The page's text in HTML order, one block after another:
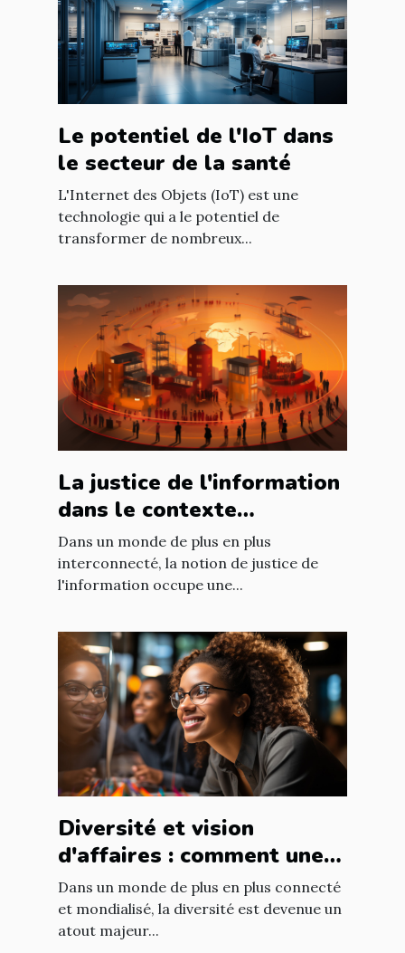
Le potentiel de l'IoT dans
le secteur de la santé
L'Internet des Objets (IoT) est une
technologie qui a le potentiel de
transformer de nombreux...
La justice de l'information
dans le contexte
international : enjeux et
défis
Dans un monde de plus en plus
interconnecté, la notion de justice de
l'information occupe une...
Diversité et vision
d'affaires : comment une
équipe diversifiée peut
stimuler l'innovation
Dans un monde de plus en plus connecté
et mondialisé, la diversité est devenue un
atout majeur...